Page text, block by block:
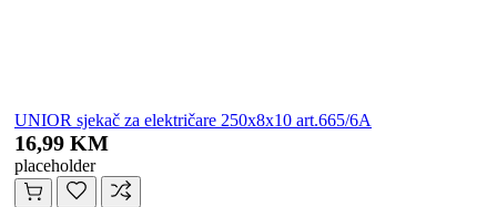
UNIOR sjekač za električare 250x8x10 art.665/6A
16,99 KM
placeholder